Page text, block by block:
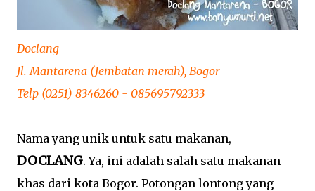
Doclang
Jl. Mantarena (Jembatan merah), Bogor
Telp (0251) 8346260 - 085695792333
Nama yang unik untuk satu makanan,
DOCLANG. Ya, ini adalah salah satu makanan
khas dari kota Bogor. Potongan lontong yang